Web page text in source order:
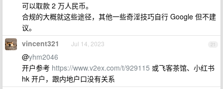
可以取款 2 万人民币。
合规的大概就这些途径，其他一些奇淫技巧自行 Google 但不建
议。
21
vincent321 Jul 14, 2023
@yhm2046
开户参考 https://www.v2ex.com/t/929115 或飞客茶馆、小红书
hk 开户，跟内地户口没有关系